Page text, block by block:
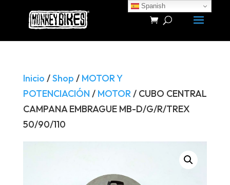
Búsqueda
productos
Inicio /Shop / MOTOR Y
POTENCIACIÓN / MOTOR/ CUBO CENTRAL
CAMPANA EMBRAGUE MB-D/G/R/TREX
50/90/110
Spanish